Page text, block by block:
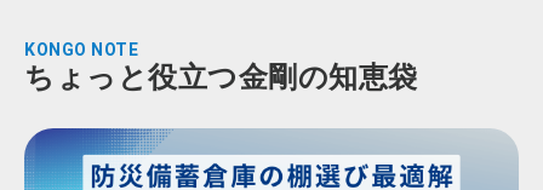
KONGO NOTE
ちょっと役立つ金剛の知恵袋